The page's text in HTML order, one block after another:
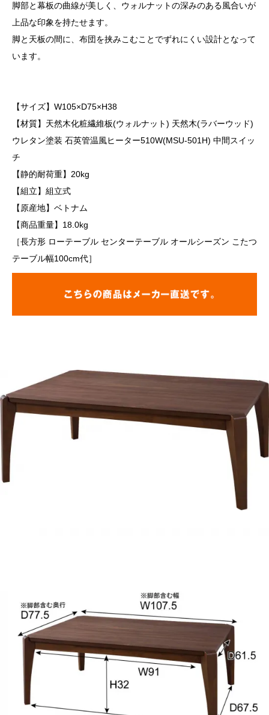
脚部と幕板の曲線が美しく、ウォルナットの深みのある風合いが
上品な印象を持たせます。
脚と天板の間に、布団を挟みこむことでずれにくい設計となって
います。
【サイズ】W105×D75×H38
【材質】天然木化粧繊維板(ウォルナット) 天然木(ラバーウッド)
ウレタン塗装 石英管温風ヒーター510W(MSU-501H) 中間スイッ
チ
【静的耐荷重】20kg
【組立】組立式
【原産地】ベトナム
【商品重量】18.0kg
［長方形 ローテーブル センターテーブル オールシーズン こたつ
テーブル幅100cm代］